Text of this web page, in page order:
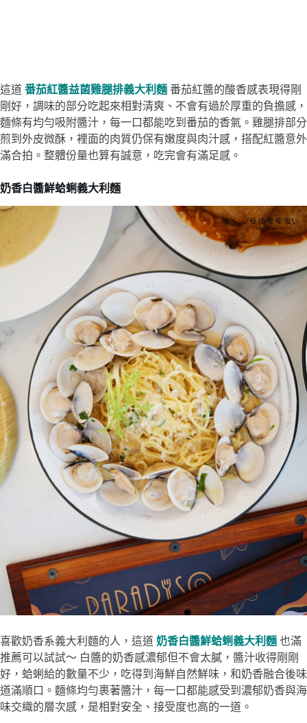
這道 番茄紅醬益菌雞腿排義大利麵 番茄紅醬的酸香感表現得剛
剛好，調味的部分吃起來相對清爽、不會有過於厚重的負擔感，
麵條有均勻吸附醬汁，每一口都能吃到番茄的香氣。雞腿排部分
煎到外皮微酥，裡面的肉質仍保有嫩度與肉汁感，搭配紅醬意外
滿合拍。整體份量也算有誠意，吃完會有滿足感。
奶香白醬鮮蛤蜊義大利麵
喜歡奶香系義大利麵的人，這道 奶香白醬鮮蛤蜊義大利麵 也滿
推薦可以試試～ 白醬的奶香感濃郁但不會太膩，醬汁收得剛剛
好，蛤蜊給的數量不少，吃得到海鮮自然鮮味，和奶香融合後味
道滿順口。麵條均勻裹著醬汁，每一口都能感受到濃郁奶香與海
味交織的層次感，是相對安全、接受度也高的一道。